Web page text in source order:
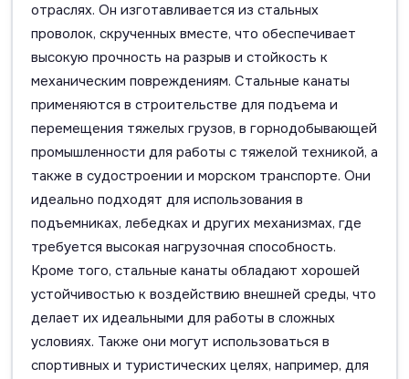
отраслях. Он изготавливается из стальных
проволок, скрученных вместе, что обеспечивает
высокую прочность на разрыв и стойкость к
механическим повреждениям. Стальные канаты
применяются в строительстве для подъема и
перемещения тяжелых грузов, в горнодобывающей
промышленности для работы с тяжелой техникой, а
также в судостроении и морском транспорте. Они
идеально подходят для использования в
подъемниках, лебедках и других механизмах, где
требуется высокая нагрузочная способность.
Кроме того, стальные канаты обладают хорошей
устойчивостью к воздействию внешней среды, что
делает их идеальными для работы в сложных
условиях. Также они могут использоваться в
спортивных и туристических целях, например, для